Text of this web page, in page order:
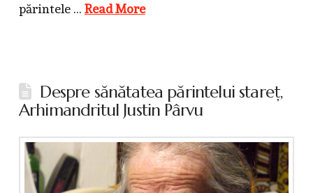
părintele … Read More
Despre sănătatea părintelui stareţ,
Arhimandritul Justin Pârvu